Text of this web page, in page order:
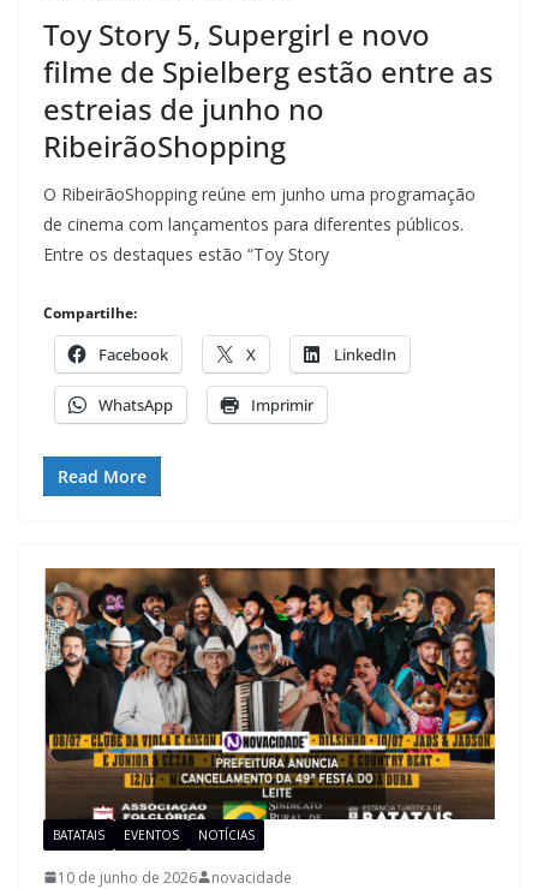
Toy Story 5, Supergirl e novo
filme de Spielberg estão entre as
estreias de junho no
RibeirãoShopping
O RibeirãoShopping reúne em junho uma programação
de cinema com lançamentos para diferentes públicos.
Entre os destaques estão “Toy Story
Compartilhe:
Facebook X LinkedIn
WhatsApp Imprimir
Read More
BATATAIS EVENTOS NOTÍCIAS
10 de junho de 2026 novacidade